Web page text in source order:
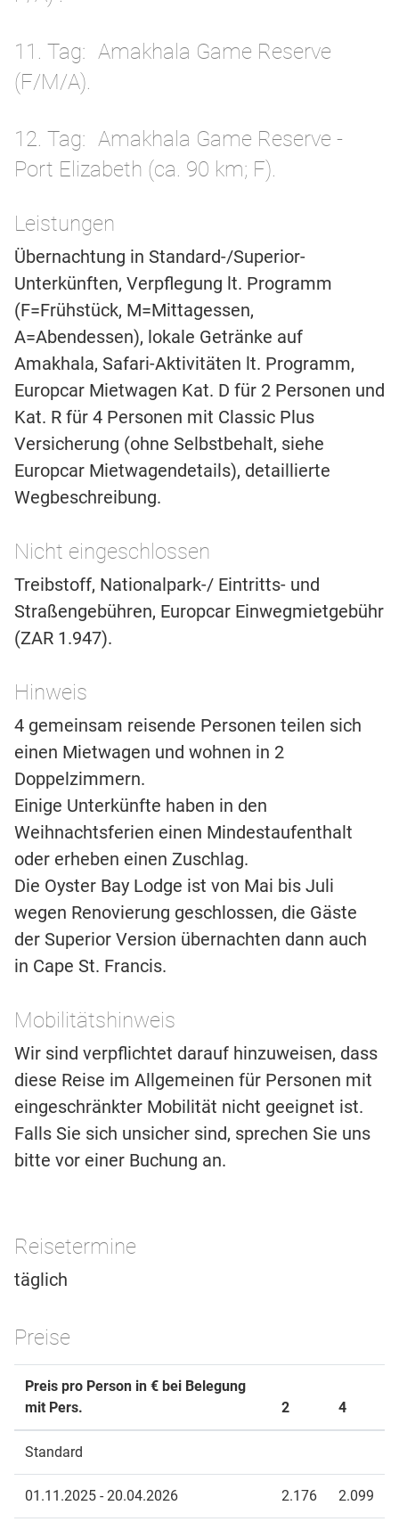
11. Tag
Amakhala Game Reserve
(F/M/A).
12. Tag
Amakhala Game Reserve -
Port Elizabeth (ca. 90 km; F).
Leistungen
Übernachtung in Standard-/Superior-
Unterkünften, Verpflegung lt. Programm
(F=Frühstück, M=Mittagessen,
A=Abendessen), lokale Getränke auf
Amakhala, Safari-Aktivitäten lt. Programm,
Europcar Mietwagen Kat. D für 2 Personen und
Kat. R für 4 Personen mit Classic Plus
Versicherung (ohne Selbstbehalt, siehe
Europcar Mietwagendetails), detaillierte
Wegbeschreibung.
Nicht eingeschlossen
Treibstoff, Nationalpark-/ Eintritts- und
Straßengebühren, Europcar Einwegmietgebühr
(ZAR 1.947).
Hinweis
4 gemeinsam reisende Personen teilen sich
einen Mietwagen und wohnen in 2
Doppelzimmern.
Einige Unterkünfte haben in den
Weihnachtsferien einen Mindestaufenthalt
oder erheben einen Zuschlag.
Die Oyster Bay Lodge ist von Mai bis Juli
wegen Renovierung geschlossen, die Gäste
der Superior Version übernachten dann auch
in Cape St. Francis.
Mobilitätshinweis
Wir sind verpflichtet darauf hinzuweisen, dass
diese Reise im Allgemeinen für Personen mit
eingeschränkter Mobilität nicht geeignet ist.
Falls Sie sich unsicher sind, sprechen Sie uns
bitte vor einer Buchung an.
Reisetermine
täglich
Preise
Preis pro Person in € bei Belegung
mit Pers.
2 4
Standard
01.11.2025 - 20.04.2026 2.176 2.099